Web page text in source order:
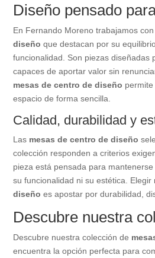
Diseño pensado
En Fernando Moreno trabajamos con
diseño que destacan por su
funcionalidad. Son piezas diseñadas
capaces de aportar valor sin
mesas de centro de diseño
espacio de forma sencilla.
Calidad, durabilidad y
Las mesas de centro de diseño
colección responden a criterios
pieza está pensada para
su funcionalidad ni su estética. Elegir
diseño es apostar por durabilidad,
Descubre nuestra
Descubre nuestra colección de
encuentra la opción perfecta para